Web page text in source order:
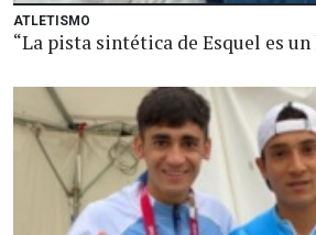
ATLETISMO
“La pista sintética de Esquel es un